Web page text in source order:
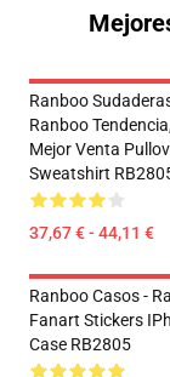
Ranboo
Ranboo
Mejor Venta
Sweatshirt
37,67 € - 44,11 €
Ranboo Casos -
Fanart Stickers
Case RB2805